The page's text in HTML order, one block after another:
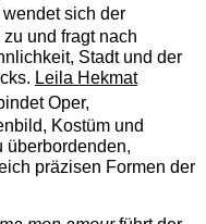
wendet sich der
und fragt nach
Stadt und der
Leila Hekmat
Oper,
Kostüm und
überbordenden,
präzisen Formen der